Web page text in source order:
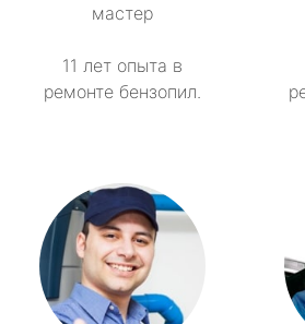
мастер
11 лет опыта в
ремонте бензопил.